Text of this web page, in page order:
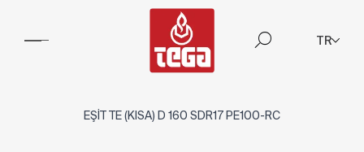
TR
EŞİT TE (KISA) D 160 SDR17 PE100-RC